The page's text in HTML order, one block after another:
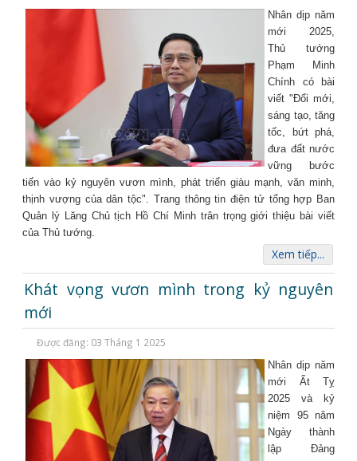
Nhân dịp năm
mới 2025,
Thủ tướng
Phạm Minh
Chính có bài
viết "Đổi mới,
sáng tạo, tăng
tốc, bứt phá,
đưa đất nước
vững bước
tiến vào kỷ nguyên vươn mình, phát triển giàu mạnh, văn minh,
thịnh vượng của dân tộc". Trang thông tin điện tử tổng hợp Ban
Quản lý Lăng Chủ tịch Hồ Chí Minh trân trọng giới thiệu bài viết
của Thủ tướng.
Xem tiếp...
Khát vọng vươn mình trong kỷ nguyên
mới
Được đăng: 03 Tháng 1 2025
Nhân dịp năm
mới Ất Tỵ
2025 và kỷ
niệm 95 năm
Ngày thành
lập Đảng